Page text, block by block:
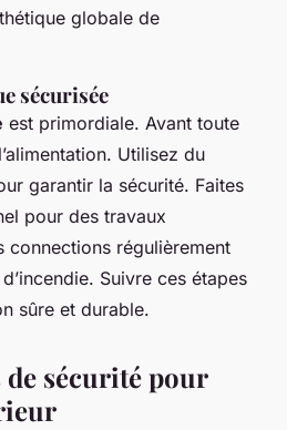
globale de
sécurisée
est primordiale. Avant toute
Utilisez du
garantir la sécurité. Faites
pour des travaux
connections régulièrement
Suivre ces étapes
sûre et durable.
sécurité pour